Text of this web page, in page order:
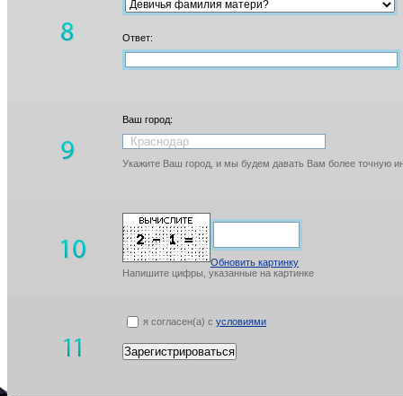
Ответ:
Ваш город:
Укажите Ваш город, и мы будем давать Вам более точную
Обновить картинку
Напишите цифры, указанные на картинке
я согласен(а) с условиями
Зарегистрироваться